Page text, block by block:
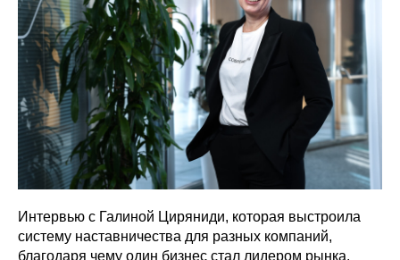
Интервью с Галиной Циряниди, которая выстроила
систему наставничества для разных компаний,
благодаря чему один бизнес стал лидером рынка.